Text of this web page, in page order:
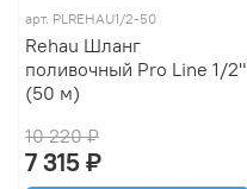
арт. PLREHAU1/2-50
Rehau Шланг
поливочный Pro Line 1/2"
(50 м)
10 220 ₽
7 315 ₽